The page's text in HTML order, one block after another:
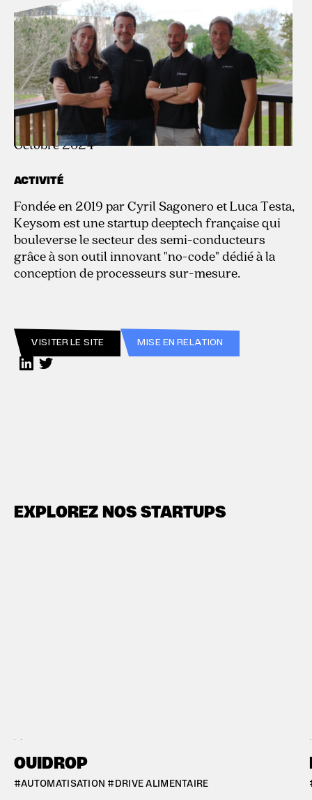
Concepteur de
processeurs sur-mesure
dans l'industrie
DATE D’INVESTISSEMENT
Octobre 2024
ACTIVITÉ
Fondée en 2019 par Cyril Sagonero et Luca Testa,
Keysom est une startup deeptech française qui
bouleverse le secteur des semi-conducteurs
grâce à son outil innovant "no-code" dédié à la
conception de processeurs sur-mesure.
VISITER LE SITE MISE EN RELATION
EXPLOREZ NOS STARTUPS
#BORDEAUX
OUIDROP
#AUTOMATISATION #DRIVE ALIMENTAIRE